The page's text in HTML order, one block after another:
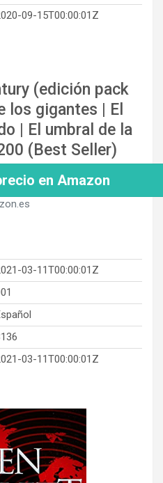
09-15T00:00:01Z
(edición pack
los gigantes | El
| El umbral de la
(Best Seller)
en Amazon
03-11T00:00:01Z
03-11T00:00:01Z